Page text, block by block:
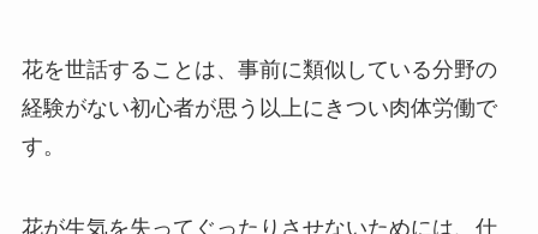
花を世話することは、事前に類似している分野の
経験がない初心者が思う以上にきつい肉体労働で
す。
花が生気を失ってぐったりさせないためには、仕